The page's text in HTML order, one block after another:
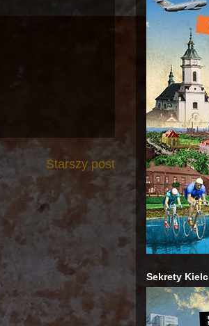
Starszy post
Sekrety Kielc